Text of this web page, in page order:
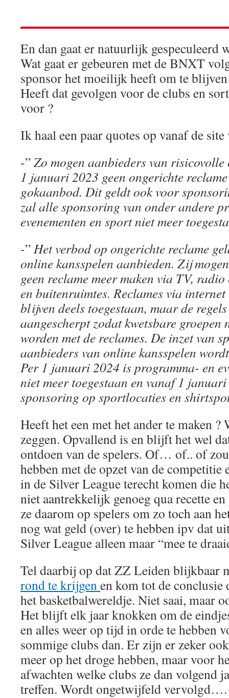
En dan gaat er natuurlijk gespeculeerd
Wat gaat er gebeuren met de BNXT
sponsor het moeilijk heeft om te
Heeft dat gevolgen voor de clubs en
voor ?
Ik haal een paar quotes op vanaf de
-”Zo mogen aanbieders van
1 januari 2023 geen ongerichte
gokaanbod. Dit geldt ook voor
zal alle sponsoring van onder andere
evenementen en sport niet meer
-”Het verbod op ongerichte reclame
online kansspelen aanbieden. Zij
geen reclame meer maken via TV,
en buitenruimtes. Reclames via
blijven deels toegestaan, maar de
aangescherpt zodat kwetsbare groepen
worden met de reclames. De inzet van
aanbieders van online kansspelen
Per 1 januari 2024 is programma- en
niet meer toegestaan en vanaf 1
sponsoring op sportlocaties en
Heeft het een met het ander te maken ?
zeggen. Opvallend is en blijft het wel
ontdoen van de spelers. Of… of.. of
hebben met de opzet van de competitie
in de Silver League terecht komen die
niet aantrekkelijk genoeg qua recette
ze daarom op spelers om zo toch aan
nog wat geld (over) te hebben ipv dat
Silver League alleen maar “mee te
Tel daarbij op dat ZZ Leiden blijkbaar
rond te krijgenen kom tot de conclusie
het basketbalwereldje. Niet saai, maar
Het blijft elk jaar knokken om de
en alles weer op tijd in orde te hebben
sommige clubs dan. Er zijn er zeker
meer op het droge hebben, maar voor
afwachten welke clubs ze dan volgend
treffen. Wordt ongetwijfeld vervolgd….